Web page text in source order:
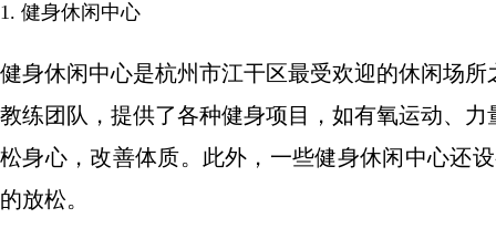
1. 健身休闲中心
健身休闲中心是杭州市江干区最受欢迎的休闲场
教练团队，提供了各种健身项目，如有氧运动、
松身心，改善体质。此外，一些健身休闲中心还
的放松。